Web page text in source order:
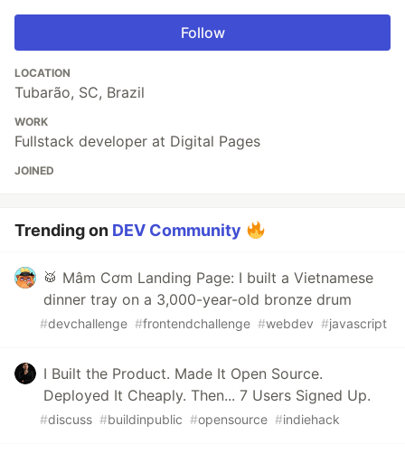
Follow
LOCATION
Tubarão, SC, Brazil
WORK
Fullstack developer at Digital Pages
JOINED
Trending on DEV Community
🥁 Mâm Cơm Landing Page: I built a Vietnamese
dinner tray on a 3,000-year-old bronze drum
#devchallenge #frontendchallenge #webdev #javascript
I Built the Product. Made It Open Source.
Deployed It Cheaply. Then... 7 Users Signed Up.
#discuss #buildinpublic #opensource #indiehack